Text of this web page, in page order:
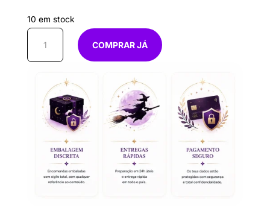
10 em stock
Quantidade
Shiva
COMPRAR JÁ